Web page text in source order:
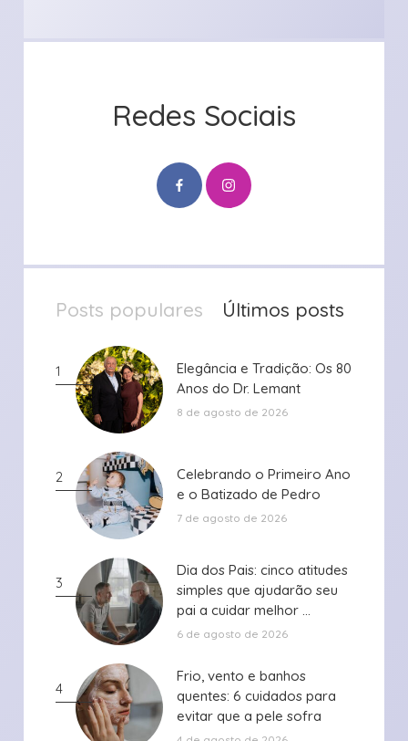
Redes Sociais
Posts populares Últimos posts
1
Elegância e Tradição: Os 80
Anos do Dr. Lemant
Elegância e Tradição: Os 80
Anos do Dr. Lemant
8 de agosto de 2026
2
Celebrando o Primeiro Ano
e o Batizado de Pedro
Celebrando o Primeiro Ano
e o Batizado de Pedro
7 de agosto de 2026
3
Dia dos Pais: cinco atitudes
simples que ajudarão seu
pai a cuidar melhor ...
Dia dos Pais: cinco atitudes
simples que ajudarão seu
pai a cuidar melhor ...
6 de agosto de 2026
4
Frio, vento e banhos
quentes: 6 cuidados para
evitar que a pele sofra
durante ...
Frio, vento e banhos
quentes: 6 cuidados para
evitar que a pele sofra
durante ...